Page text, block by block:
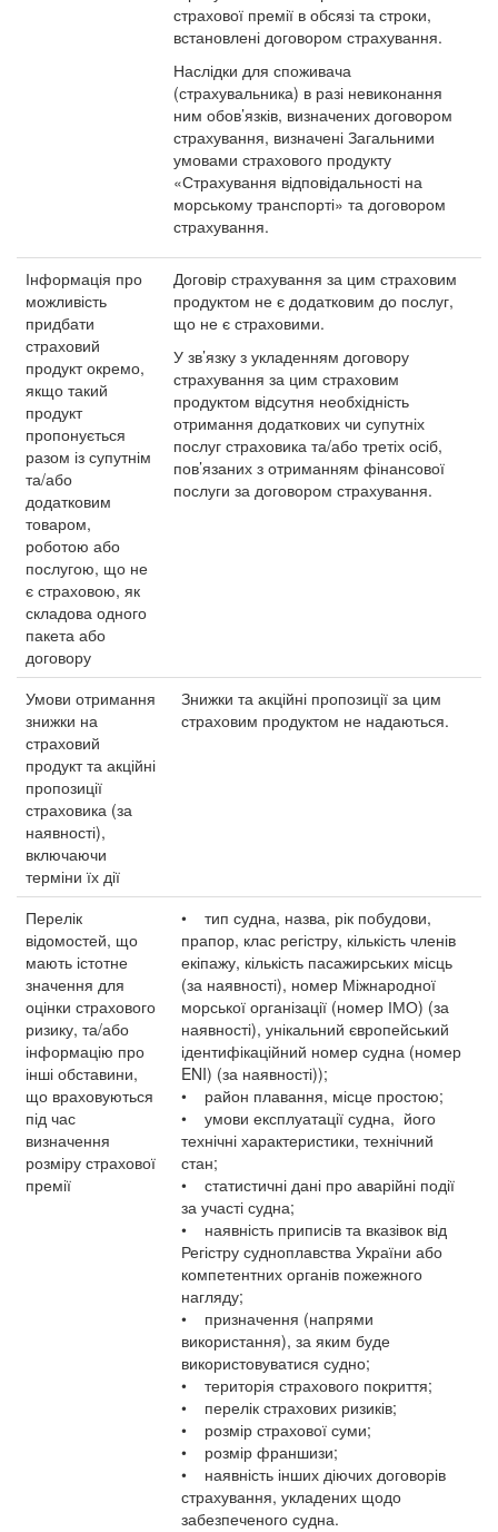
страхової премії в обсязі та строки,
встановлені договором страхування.
Наслідки для споживача
(страхувальника) в разі невиконання
ним обов’язків, визначених договором
страхування, визначені Загальними
умовами страхового продукту
«Страхування відповідальності на
морському транспорті» та договором
страхування.
Інформація про
можливість
придбати
страховий
продукт окремо,
якщо такий
продукт
пропонується
разом із супутнім
та/або
додатковим
товаром,
роботою або
послугою, що не
є страховою, як
складова одного
пакета або
договору
Договір страхування за цим страховим
продуктом не є додатковим до послуг,
що не є страховими.
У зв’язку з укладенням договору
страхування за цим страховим
продуктом відсутня необхідність
отримання додаткових чи супутніх
послуг страховика та/або третіх осіб,
пов’язаних з отриманням фінансової
послуги за договором страхування.
Умови отримання
знижки на
страховий
продукт та акційні
пропозиції
страховика (за
наявності),
включаючи
терміни їх дії
Знижки та акційні пропозиції за цим
страховим продуктом не надаються.
Перелік
відомостей, що
мають істотне
значення для
оцінки страхового
ризику, та/або
інформацію про
інші обставини,
що враховуються
під час
визначення
розміру страхової
премії
• тип судна, назва, рік побудови,
прапор, клас регістру, кількість членів
екіпажу, кількість пасажирських місць
(за наявності), номер Міжнародної
морської організації (номер ІМО) (за
наявності), унікальний європейський
ідентифікаційний номер судна (номер
ENI) (за наявності));
• район плавання, місце простою;
• умови експлуатації судна, його
технічні характеристики, технічний
стан;
• статистичні дані про аварійні події
за участі судна;
• наявність приписів та вказівок від
Регістру судноплавства України або
компетентних органів пожежного
нагляду;
• призначення (напрями
використання), за яким буде
використовуватися судно;
• територія страхового покриття;
• перелік страхових ризиків;
• розмір страхової суми;
• розмір франшизи;
• наявність інших діючих договорів
страхування, укладених щодо
забезпеченого судна.